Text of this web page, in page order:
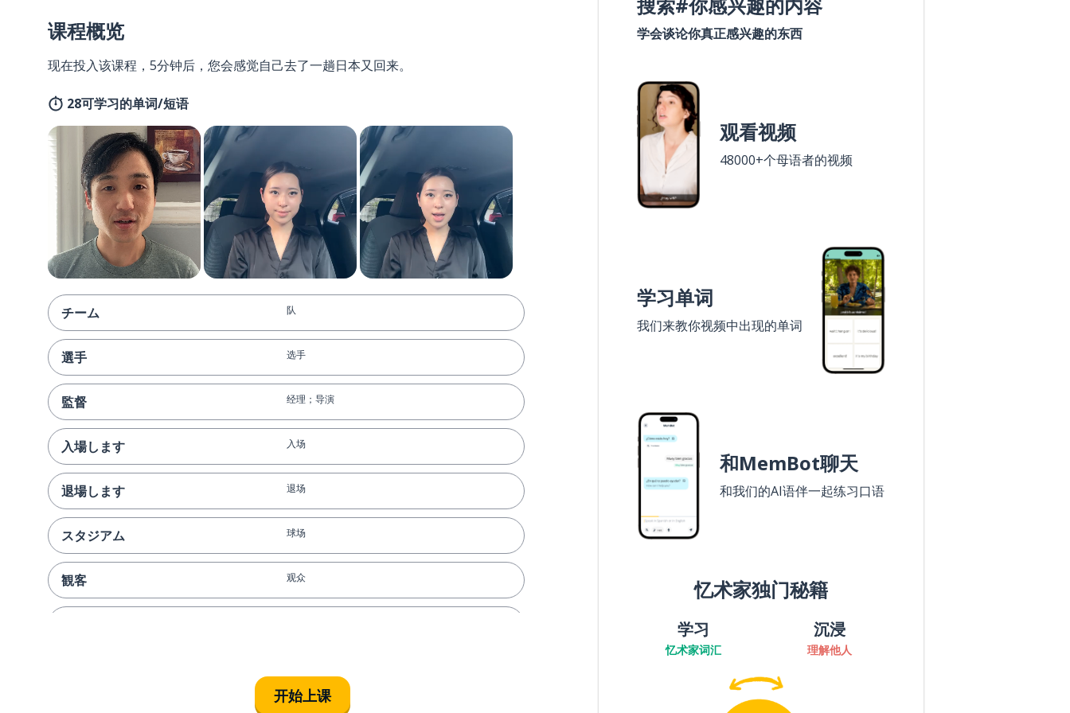
课程概览
现在投入该课程，5分钟后，您会感觉自己去了一趟日本又回来。
28可学习的单词/短语
チーム 队
選手 选手
監督 经理；导演
入場します 入场
退場します 退场
スタジアム 球场
観客 观众
开始上课
学会谈论你真正感兴趣的东西
观看视频
48000+个母语者的视频
学习单词
我们来教你视频中出现的单词
和MemBot聊天
和我们的AI语伴一起练习口语
忆术家独门秘籍
学习
忆术家词汇
沉浸
理解他人